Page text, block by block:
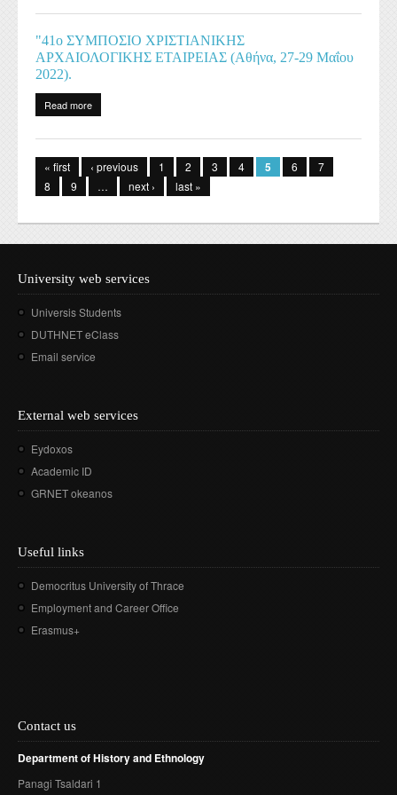
"41ο ΣΥΜΠΟΣΙΟ ΧΡΙΣΤΙΑΝΙΚΗΣ
ΑΡΧΑΙΟΛΟΓΙΚΗΣ ΕΤΑΙΡΕΙΑΣ (Αθήνα, 27-29 Μαΐου
2022).
Read more
« first ‹ previous 1 2 3 4 5 6
7
8
9 … next › last »
University web services
Universis Students
DUTHNET eClass
Email service
External web services
Eydoxos
Academic ID
GRNET okeanos
Useful links
Democritus University of Thrace
Employment and Career Office
Erasmus+
Contact us
Department of History and Ethnology
Panagi Tsaldari 1